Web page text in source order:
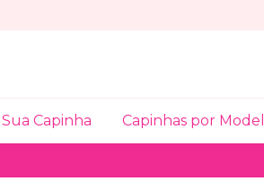
Capinha Capinhas por